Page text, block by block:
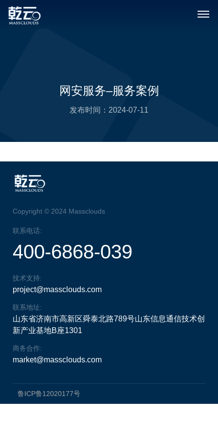
网安服务–服务案例
发布时间： 2024-07-11
Copyright © 2024 Massclouds
联系电话:
400-6868-039
技术支持:
project@massclouds.com
联系地址:
山东省济南市高新区舜泰北路789号山东信息通信技术创
新产业基地B座1301
商务合作:
market@massclouds.com
鲁ICP鲁12020177号